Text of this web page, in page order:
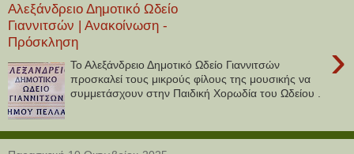
Αλεξάνδρειο Δημοτικό Ωδείο
Γιαννιτσών | Ανακοίνωση -
Πρόσκληση
›
Το Αλεξάνδρειο Δημοτικό Ωδείο Γιαννιτσών
προσκαλεί τους μικρούς φίλους της μουσικής να
συμμετάσχουν στην Παιδική Χορωδία του Ωδείου .